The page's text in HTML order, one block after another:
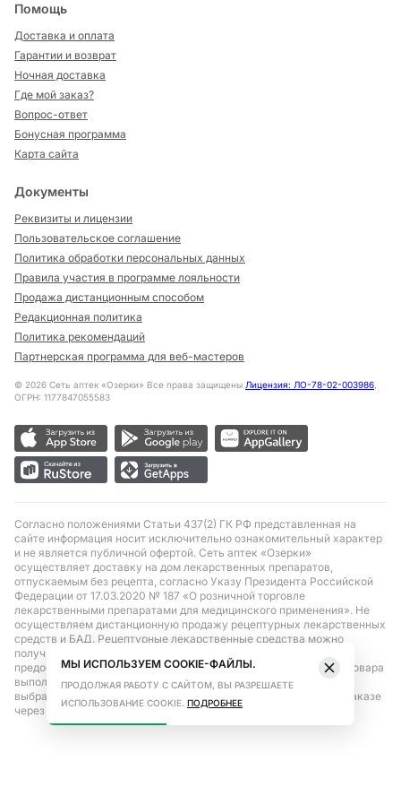
Помощь
Доставка и оплата
Гарантии и возврат
Ночная доставка
Где мой заказ?
Вопрос-ответ
Бонусная программа
Карта сайта
Документы
Реквизиты и лицензии
Пользовательское соглашение
Политика обработки персональных данных
Правила участия в программе лояльности
Продажа дистанционным способом
Редакционная политика
Политика рекомендаций
Партнерская программа для веб-мастеров
© 2026 Сеть аптек «Озерки» Все права защищены Лицензия: ЛО-78-02-003986,
ОГРН: 1177847055583
Согласно положениями Статьи 437(2) ГК РФ представленная на
сайте информация носит исключительно ознакомительный характер
и не является публичной офертой. Сеть аптек «Озерки»
осуществляет доставку на дом лекарственных препаратов,
отпускаемым без рецепта, согласно Указу Президента Российской
Федерации от 17.03.2020 № 187 «О розничной торговле
лекарственными препаратами для медицинского применения». Не
осуществляем дистанционную продажу рецептурных лекарственных
средств и БАД. Рецептурные лекарственные средства можно
получить только при помощи самовывоза в аптеке при
предоставлении рецепта, выписанного врачом. Бронирование товара
выполняется при условиях последующего выкупа заказа в
выбранном аптечном пункте. Цена действительна только при заказе
через сайт.
МЫ ИСПОЛЬЗУЕМ COOKIE-ФАЙЛЫ.
ПРОДОЛЖАЯ РАБОТУ С САЙТОМ, ВЫ РАЗРЕШАЕТЕ
ИСПОЛЬЗОВАНИЕ COOKIE. ПОДРОБНЕЕ